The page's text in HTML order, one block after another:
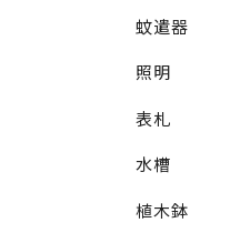
蚊遣器
照明
表札
水槽
植木鉢